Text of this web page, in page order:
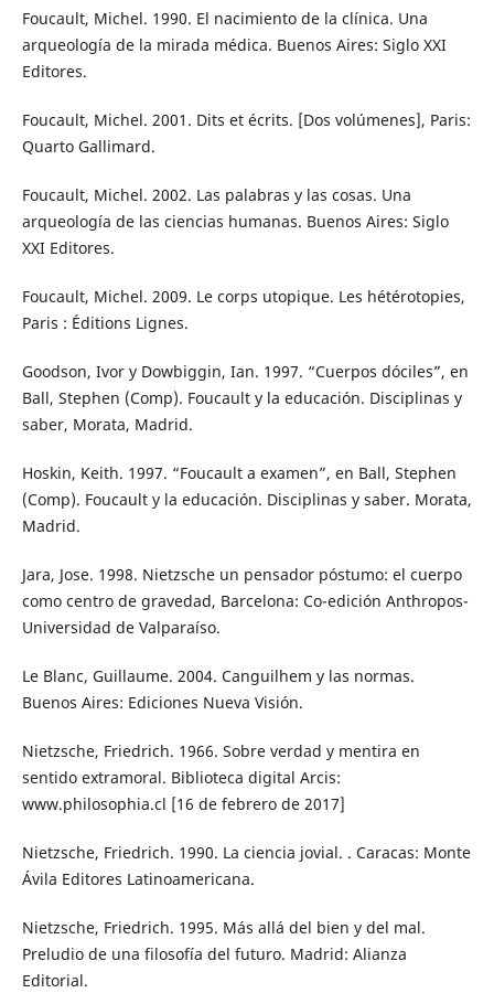
Foucault, Michel. 1990. El nacimiento de la clínica. Una
arqueología de la mirada médica. Buenos Aires: Siglo XXI
Editores.
Foucault, Michel. 2001. Dits et écrits. [Dos volúmenes], Paris:
Quarto Gallimard.
Foucault, Michel. 2002. Las palabras y las cosas. Una
arqueología de las ciencias humanas. Buenos Aires: Siglo
XXI Editores.
Foucault, Michel. 2009. Le corps utopique. Les hétérotopies,
Paris : Éditions Lignes.
Goodson, Ivor y Dowbiggin, Ian. 1997. “Cuerpos dóciles”, en
Ball, Stephen (Comp). Foucault y la educación. Disciplinas y
saber, Morata, Madrid.
Hoskin, Keith. 1997. “Foucault a examen”, en Ball, Stephen
(Comp). Foucault y la educación. Disciplinas y saber. Morata,
Madrid.
Jara, Jose. 1998. Nietzsche un pensador póstumo: el cuerpo
como centro de gravedad, Barcelona: Co-edición Anthropos-
Universidad de Valparaíso.
Le Blanc, Guillaume. 2004. Canguilhem y las normas.
Buenos Aires: Ediciones Nueva Visión.
Nietzsche, Friedrich. 1966. Sobre verdad y mentira en
sentido extramoral. Biblioteca digital Arcis:
www.philosophia.cl [16 de febrero de 2017]
Nietzsche, Friedrich. 1990. La ciencia jovial. . Caracas: Monte
Ávila Editores Latinoamericana.
Nietzsche, Friedrich. 1995. Más allá del bien y del mal.
Preludio de una filosofía del futuro. Madrid: Alianza
Editorial.